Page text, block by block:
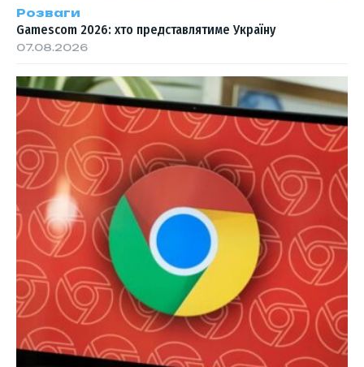
Розваги
Gamescom 2026: хто представлятиме Україну
07.08.2026